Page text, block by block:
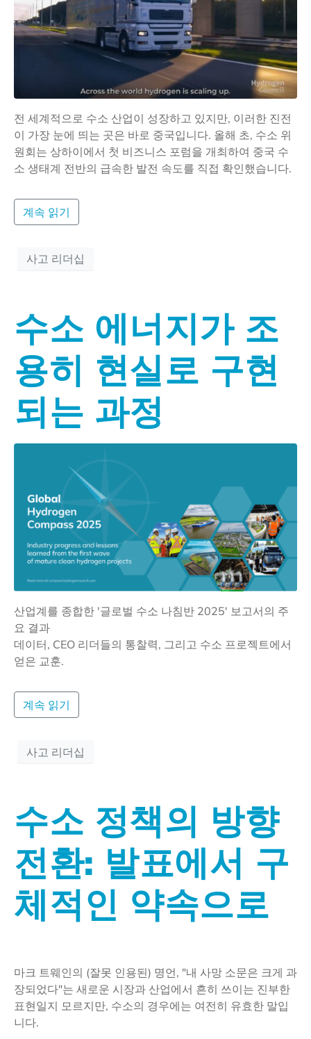
전 세계적으로 수소 산업이 성장하고 있지만, 이러한 진전
이 가장 눈에 띄는 곳은 바로 중국입니다. 올해 초, 수소 위
원회는 상하이에서 첫 비즈니스 포럼을 개최하여 중국 수
소 생태계 전반의 급속한 발전 속도를 직접 확인했습니다.
계속 읽기
사고 리더십
수소 에너지가 조
용히 현실로 구현
되는 과정
산업계를 종합한 '글로벌 수소 나침반 2025' 보고서의 주
요 결과
데이터, CEO 리더들의 통찰력, 그리고 수소 프로젝트에서
얻은 교훈.
계속 읽기
사고 리더십
수소 정책의 방향
전환: 발표에서 구
체적인 약속으로
마크 트웨인의 (잘못 인용된) 명언, "내 사망 소문은 크게 과
장되었다"는 새로운 시장과 산업에서 흔히 쓰이는 진부한
표현일지 모르지만, 수소의 경우에는 여전히 유효한 말입
니다.